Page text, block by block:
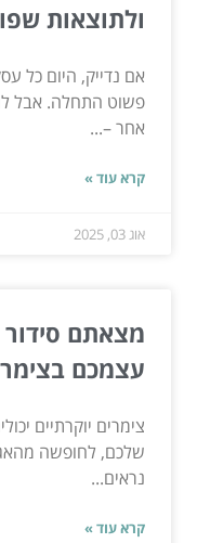
ולתוצאות
אם נדייק, היום כל
פשוט התחלה. אבל
אחר –...
קרא עוד »
אוג 03, 2025
מצאתם סידור
עצמכם בצימר
צימרים יוקרתיים
שלכם, לחופשה
נראים...
קרא עוד »